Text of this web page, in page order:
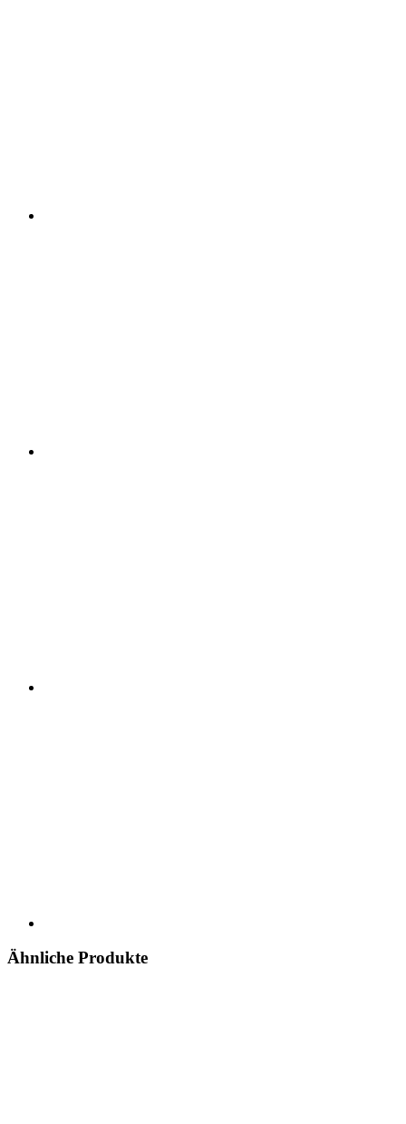
Ähnliche Produkte